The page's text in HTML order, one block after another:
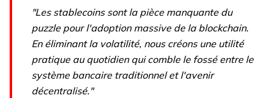
"Les stablecoins sont la pièce manquante du
puzzle pour l'adoption massive de la blockchain.
En éliminant la volatilité, nous créons une utilité
pratique au quotidien qui comble le fossé entre le
système bancaire traditionnel et l'avenir
décentralisé."